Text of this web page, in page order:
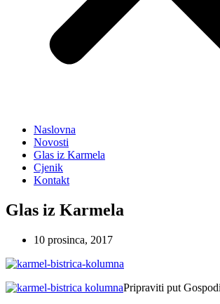
Naslovna
Novosti
Glas iz Karmela
Cjenik
Kontakt
Glas iz Karmela
10 prosinca, 2017
Pripraviti put